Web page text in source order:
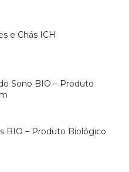
e Chás ICH
Sono BIO – Produto
BIO – Produto Biológico